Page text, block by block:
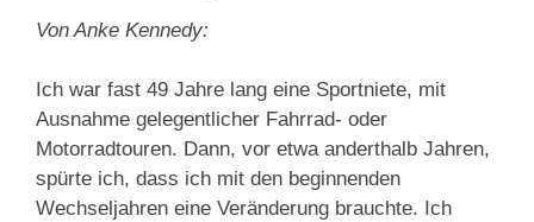
Von Anke Kennedy:
Ich war fast 49 Jahre lang eine Sportniete, mit
Ausnahme gelegentlicher Fahrrad- oder
Motorradtouren. Dann, vor etwa anderthalb Jahren,
spürte ich, dass ich mit den beginnenden
Wechseljahren eine Veränderung brauchte. Ich